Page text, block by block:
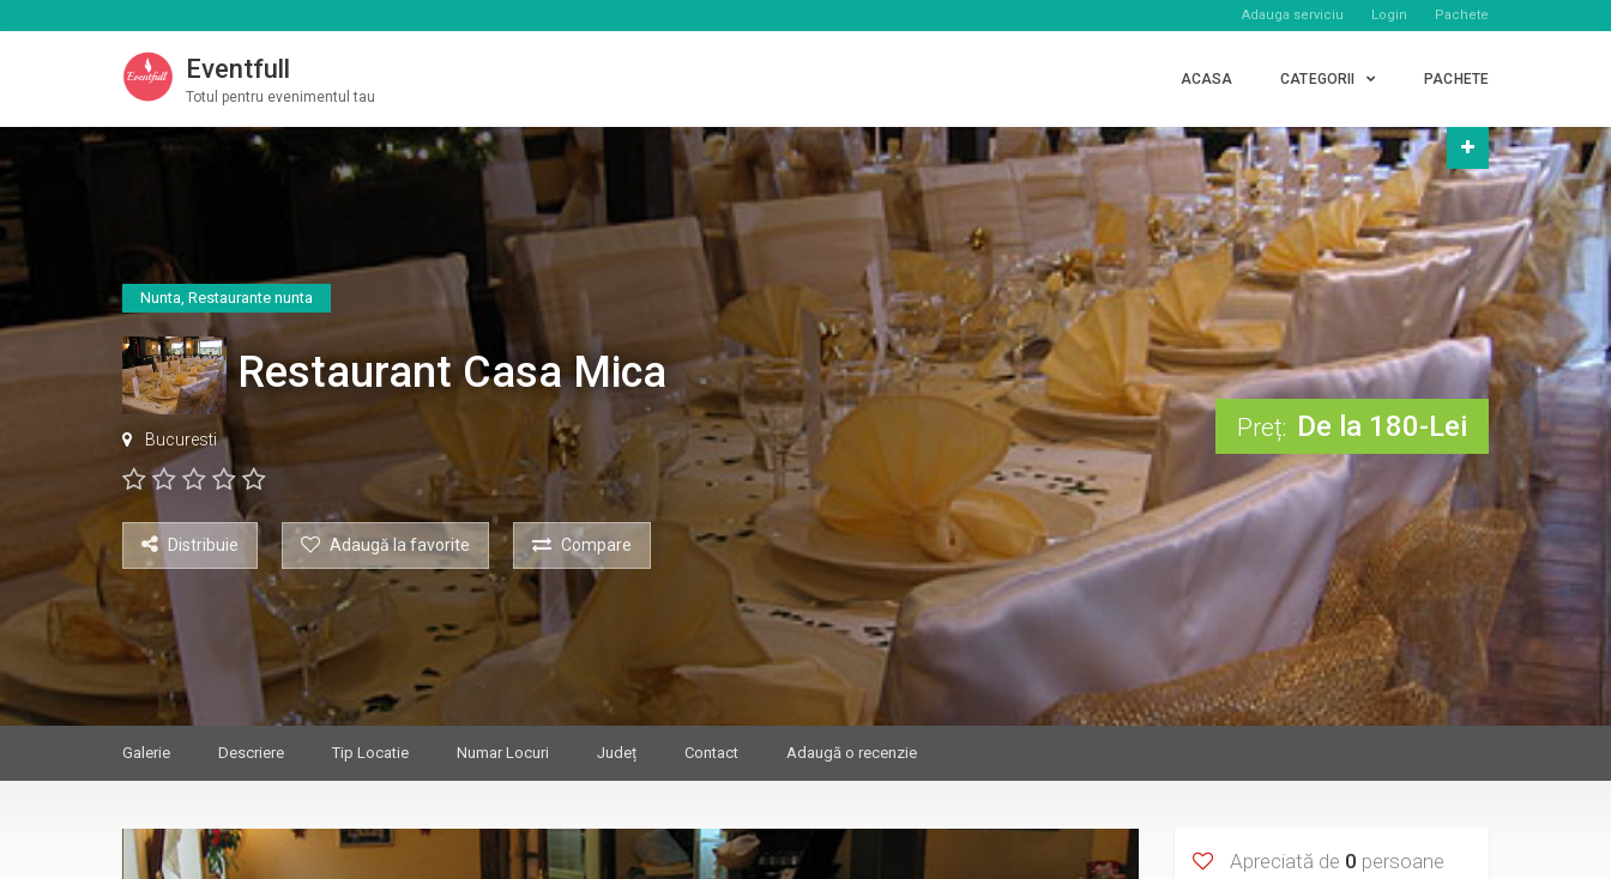
Adauga serviciu Login Pachete
Eventfull
Totul pentru evenimentul tau
ACASA CATEGORII PACHETE
Nunta, Restaurante nunta
Restaurant Casa Mica
Bucuresti
Distribuie Adaugă la favorite Compare
Preț: De la 180-Lei
Galerie Descriere Tip Locatie Numar Locuri Județ Contact Adaugă o recenzie
Apreciată de 0 persoane